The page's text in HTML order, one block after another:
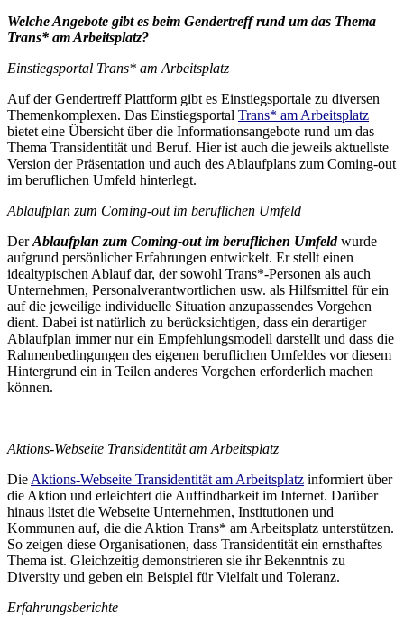
Welche Angebote gibt es beim Gendertreff rund um das Thema
Trans* am Arbeitsplatz?
Einstiegsportal Trans* am Arbeitsplatz
Auf der Gendertreff Plattform gibt es Einstiegsportale zu diversen
Themenkomplexen. Das Einstiegsportal Trans* am Arbeitsplatz
bietet eine Übersicht über die Informationsangebote rund um das
Thema Transidentität und Beruf. Hier ist auch die jeweils aktuellste
Version der Präsentation und auch des Ablaufplans zum Coming-out
im beruflichen Umfeld hinterlegt.
Ablaufplan zum Coming-out im beruflichen Umfeld
DerAblaufplan zum Coming-out im beruflichen Umfeldwurde
aufgrund persönlicher Erfahrungen entwickelt. Er stellt einen
idealtypischen Ablauf dar, der sowohl Trans*-Personen als auch
Unternehmen, Personalverantwortlichen usw. als Hilfsmittel für ein
auf die jeweilige individuelle Situation anzupassendes Vorgehen
dient. Dabei ist natürlich zu berücksichtigen, dass ein derartiger
Ablaufplan immer nur ein Empfehlungsmodell darstellt und dass die
Rahmenbedingungen des eigenen beruflichen Umfeldes vor diesem
Hintergrund ein in Teilen anderes Vorgehen erforderlich machen
können.
Aktions-Webseite Transidentität am Arbeitsplatz
Die Aktions-Webseite Transidentität am Arbeitsplatz informiert über
die Aktion und erleichtert die Auffindbarkeit im Internet. Darüber
hinaus listet die Webseite Unternehmen, Institutionen und
Kommunen auf, die die Aktion Trans* am Arbeitsplatz unterstützen.
So zeigen diese Organisationen, dass Transidentität ein ernsthaftes
Thema ist. Gleichzeitig demonstrieren sie ihr Bekenntnis zu
Diversity und geben ein Beispiel für Vielfalt und Toleranz.
Erfahrungsberichte